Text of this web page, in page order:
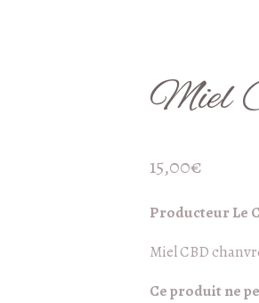
Miel
15,00€
Producteur Le
Miel CBD
Ce produit ne